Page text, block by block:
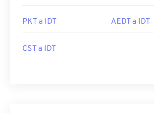
PKT a IDT AEDT a IDT
CST a IDT